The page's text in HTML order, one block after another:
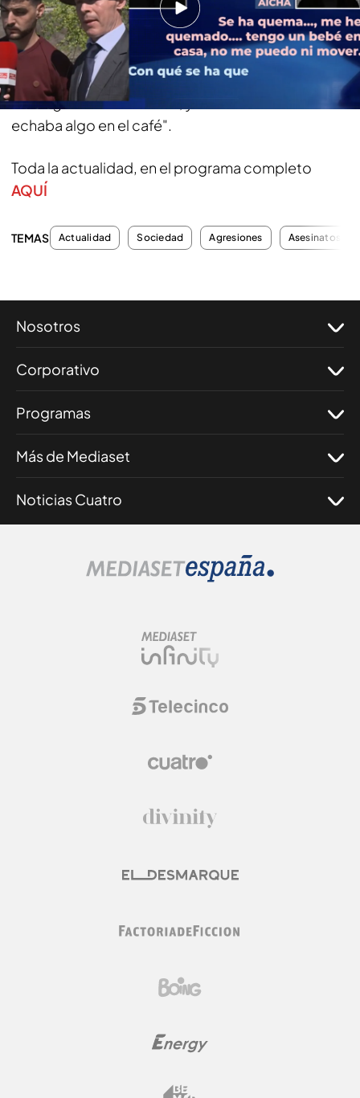
explican que no es la primera vez que el marido
intenta acabar con la vida de Aisha: "Estando
ingresada, también mandó asesinar a su mujer en
el hospital. Y en noviembre intentó envenenarla,
ella lo grabó con su móvil, y se veía cómo él le
echaba algo en el café".
Toda la actualidad, en el programa completo
AQUÍ
TEMAS Actualidad Sociedad Agresiones Asesinatos
Nosotros
Corporativo
Programas
Más de Mediaset
Noticias Cuatro